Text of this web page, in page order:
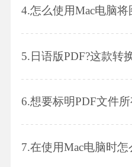
4.怎么使用Mac电脑将
5.日语版PDF?这款转换
6.想要标明PDF文件所有权,需
7.在使用Mac电脑时怎么